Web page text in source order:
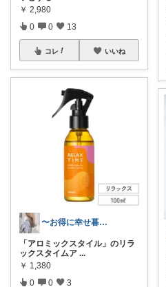
￥ 2,980
0 0 13
コレ いいね
〜お得に幸せ暮らし〜
「アロミックスタイル」のリラ
ックスタイムア ...
￥ 1,380
0 0 3